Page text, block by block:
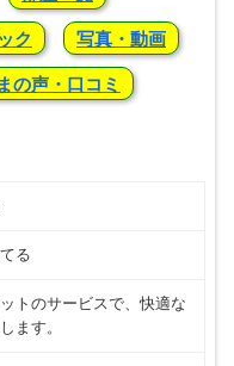
ク 写真・動画
の声・口コミ
る
トのサービスで、快適な
ます。